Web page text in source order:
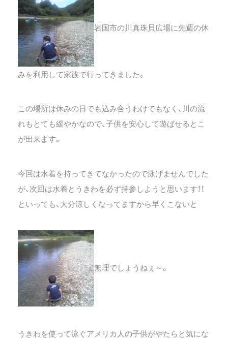
岩国市の川真珠貝広場に先週の休
みを利用して家族で行ってきました。
この場所は休みの日でも込み合うわけでもなく、川の流
れもとても緩やかなので、子供を安心して遊ばせるとこ
が出来ます。
今回は水着を持ってきてなかったので泳げませんでした
が、次回は水着とうきわを必ず持参しようと思います！！
といっても、大分涼しくなってますから早くこないと
無理でしょうねぇ～。
うきわを使って泳ぐアメリカ人の子供がやたらと気にな